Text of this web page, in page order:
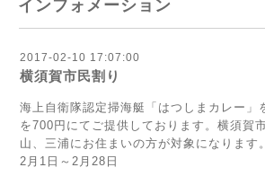
インフォメーション
2017-02-10 17:07:00
横須賀市民割り
海上自衛隊認定掃海艇「はつしまカレー」
を700円にてご提供しております。横須賀
山、三浦にお住まいの方が対象になります。
2月1日～2月28日